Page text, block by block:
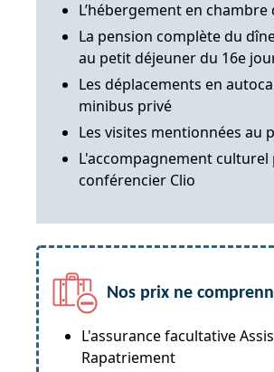
L’hébergement en chambre
La pension complète du
au petit déjeuner du 16e
Les déplacements en
minibus privé
Les visites mentionnées au
L'accompagnement culturel
conférencier Clio
Nos prix ne
L'assurance facultative
Rapatriement